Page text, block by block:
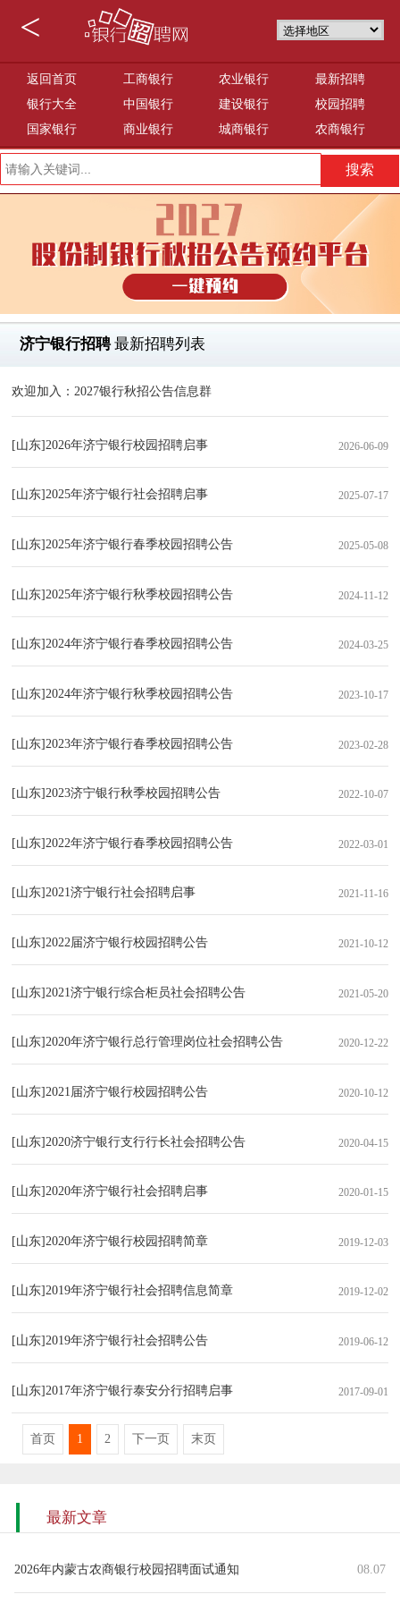
<
返回首页 工商银行 农业银行
最新招聘
银行大全
中国银行 建设银行
校园招聘
国家银行
商业银行 城商银行 农商银行
济宁银行招聘最新招聘列表
欢迎加入：2027银行秋招公告信息群
[山东]2026年济宁银行校园招聘启事 2026-06-09
[山东]2025年济宁银行社会招聘启事 2025-07-17
[山东]2025年济宁银行春季校园招聘公告 2025-05-08
[山东]2025年济宁银行秋季校园招聘公告 2024-11-12
[山东]2024年济宁银行春季校园招聘公告 2024-03-25
[山东]2024年济宁银行秋季校园招聘公告 2023-10-17
[山东]2023年济宁银行春季校园招聘公告 2023-02-28
[山东]2023济宁银行秋季校园招聘公告 2022-10-07
[山东]2022年济宁银行春季校园招聘公告 2022-03-01
[山东]2021济宁银行社会招聘启事 2021-11-16
[山东]2022届济宁银行校园招聘公告 2021-10-12
[山东]2021济宁银行综合柜员社会招聘公告 2021-05-20
[山东]2020年济宁银行总行管理岗位社会招聘公告 2020-12-22
[山东]2021届济宁银行校园招聘公告 2020-10-12
[山东]2020济宁银行支行行长社会招聘公告 2020-04-15
[山东]2020年济宁银行社会招聘启事 2020-01-15
[山东]2020年济宁银行校园招聘简章 2019-12-03
[山东]2019年济宁银行社会招聘信息简章 2019-12-02
[山东]2019年济宁银行社会招聘公告 2019-06-12
[山东]2017年济宁银行泰安分行招聘启事 2017-09-01
首页 1 2 下一页 末页
最新文章
2026年内蒙古农商银行校园招聘面试通知 08.07